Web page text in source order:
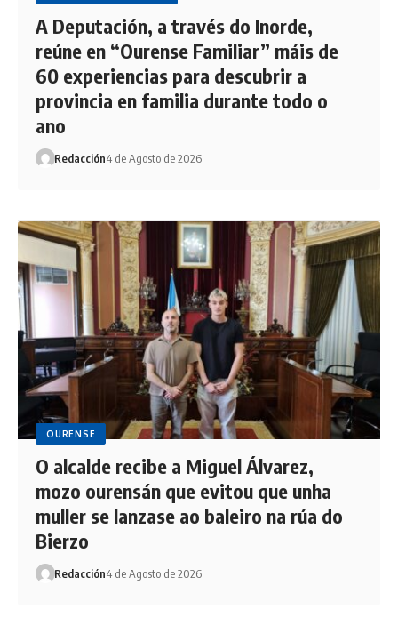
A Deputación, a través do Inorde,
reúne en “Ourense Familiar” máis de
60 experiencias para descubrir a
provincia en familia durante todo o
ano
Redacción4 de Agosto de 2026
OURENSE
O alcalde recibe a Miguel Álvarez,
mozo ourensán que evitou que unha
muller se lanzase ao baleiro na rúa do
Bierzo
Redacción4 de Agosto de 2026